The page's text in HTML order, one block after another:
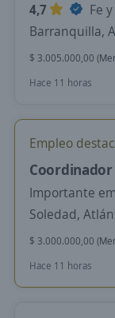
4,7
Fe
Barranquilla,
$ 3.005.000,00
Hace 11 horas
Empleo
Coordinador
Importante
Soledad,
$ 3.000.000,00
Hace 11 horas